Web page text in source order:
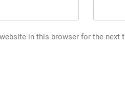
in this browser for the next